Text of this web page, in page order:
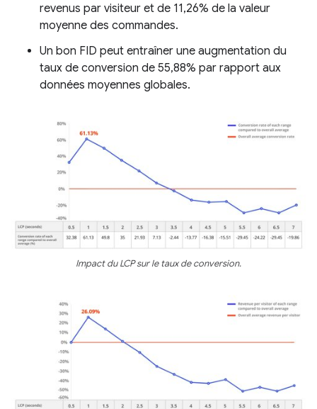
revenus par visiteur et de 11,26% de la valeur
moyenne des commandes.
Un bon FID peut entraîner une augmentation du
taux de conversion de 55,88% par rapport aux
données moyennes globales.
Impact du LCP sur le taux de conversion.